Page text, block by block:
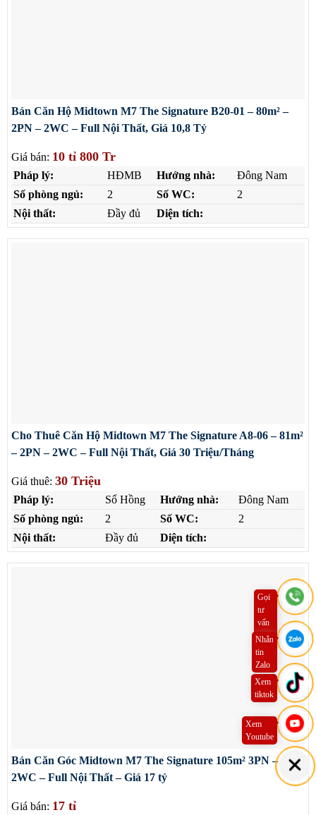
Bán Căn Hộ Midtown M7 The Signature B20-01 – 80m² –
2PN – 2WC – Full Nội Thất, Giá 10,8 Tỷ
Giá bán: 10 tỉ 800 Tr
Pháp lý: HĐMB Hướng nhà:
Đông Nam
Số phòng ngủ:
2 Số WC:
2
Nội thất:
Đầy đủ Diện tích:
Cho Thuê Căn Hộ Midtown M7 The Signature A8-06 – 81m²
– 2PN – 2WC – Full Nội Thất, Giá 30 Triệu/Tháng
Giá thuê: 30 Triệu
Pháp lý: Sổ Hồng Hướng nhà:
Đông Nam
Số phòng ngủ:
2 Số WC:
2
Nội thất:
Đầy đủ Diện tích:
Bán Căn Góc Midtown M7 The Signature 105m² 3PN –
2WC – Full Nội Thất – Giá 17 tỷ
Giá bán: 17 tỉ
Gọi
tư
vấn
ngay
Nhắn
tin
Zalo
Xem
tiktok
Xem
Youtube